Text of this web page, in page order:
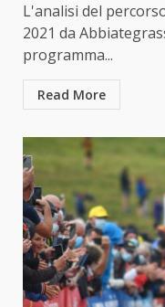
L'analisi del
2021 da
programma...
Read More